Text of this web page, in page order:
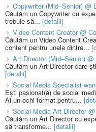
Copywriter (Mid–Senior) @
Căutăm un Copywriter cu
trebuie să... [detalii]
Video Content Creator @
Căutăm un Video Content
content pentru unele dintre...
Art Director (Mid–Senior)
Căutăm un Art Director care
[detalii]
Social Media Specialist
Ești pasionat(ă) de social
Ai un ochi format pentru...
Social Media Art Director
Căutăm un Art Director cu
să transforme... [detalii]